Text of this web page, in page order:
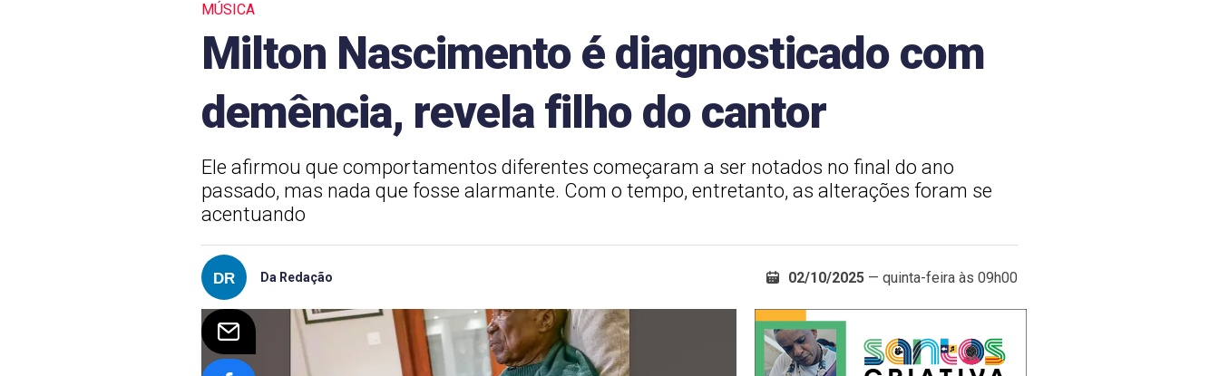
MÚSICA
Milton Nascimento é diagnosticado com
demência, revela filho do cantor
Ele afirmou que comportamentos diferentes começaram a ser notados no final do ano
passado, mas nada que fosse alarmante. Com o tempo, entretanto, as alterações foram se
acentuando
Da Redação 02/10/2025 — quinta-feira às 09h00